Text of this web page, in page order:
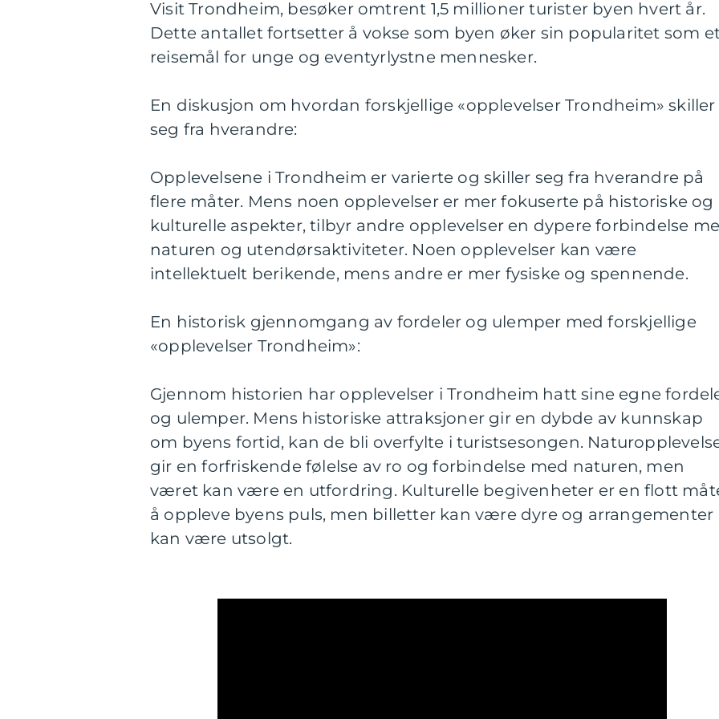
Visit Trondheim, besøker omtrent 1,5 millioner turister byen hvert år.
Dette antallet fortsetter å vokse som byen øker sin popularitet som
reisemål for unge og eventyrlystne mennesker.
En diskusjon om hvordan forskjellige «opplevelser Trondheim» skiller
seg fra hverandre:
Opplevelsene i Trondheim er varierte og skiller seg fra hverandre på
flere måter. Mens noen opplevelser er mer fokuserte på historiske og
kulturelle aspekter, tilbyr andre opplevelser en dypere forbindelse
naturen og utendørsaktiviteter. Noen opplevelser kan være
intellektuelt berikende, mens andre er mer fysiske og spennende.
En historisk gjennomgang av fordeler og ulemper med forskjellige
«opplevelser Trondheim»:
Gjennom historien har opplevelser i Trondheim hatt sine egne
og ulemper. Mens historiske attraksjoner gir en dybde av kunnskap
om byens fortid, kan de bli overfylte i turistsesongen.
gir en forfriskende følelse av ro og forbindelse med naturen, men
været kan være en utfordring. Kulturelle begivenheter er en flott
å oppleve byens puls, men billetter kan være dyre og arrangementer
kan være utsolgt.